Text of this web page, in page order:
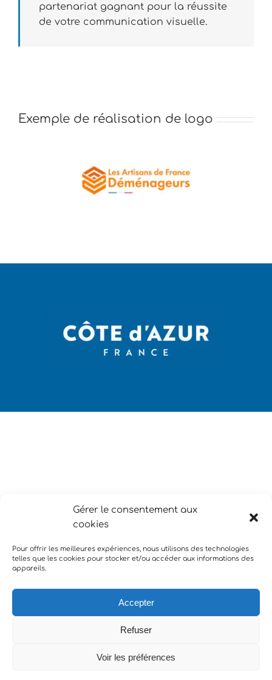
Gérer le consentement aux
cookies
Pour offrir les meilleures expériences, nous utilisons des technologies
telles que les cookies pour stocker et/ou accéder aux informations des
appareils.
Accepter
Refuser
Voir les préférences
partenariat gagnant pour la réussite
de votre communication visuelle.
Exemple de réalisation de logo
mentions légales| +33 (0)6 16 73 78 93
Conditions d'utilisation